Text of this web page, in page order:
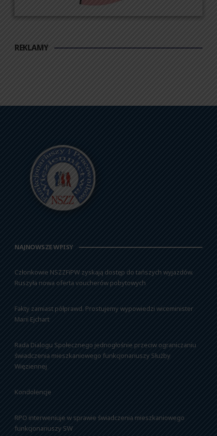
REKLAMY
NAJNOWSZE WPISY
Członkowie NSZZFiPW zyskają dostęp do tańszych wyjazdów.
Ruszyła nowa oferta voucherów pobytowych
Fakty zamiast półprawd. Prostujemy wypowiedzi wiceminister
Marii Ejchart
Rada Dialogu Społecznego jednogłośnie przeciw ograniczaniu
świadczenia mieszkaniowego funkcjonariuszy Służby
Więziennej
Kondolencje
RPO interweniuje w sprawie świadczenia mieszkaniowego
funkcjonariuszy SW